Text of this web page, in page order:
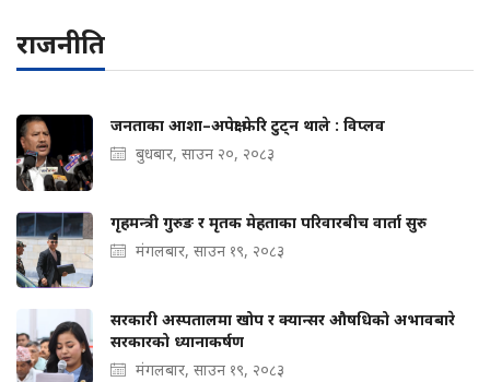
राजनीति
जनताका आशा–अपेक्षा फेरि टुट्न थाले : विप्लव
बुधबार, साउन २०, २०८३
गृहमन्त्री गुरुङ र मृतक मेहताका परिवारबीच वार्ता सुरु
मंगलबार, साउन १९, २०८३
सरकारी अस्पतालमा खोप र क्यान्सर औषधिको अभावबारे
सरकारको ध्यानाकर्षण
मंगलबार, साउन १९, २०८३